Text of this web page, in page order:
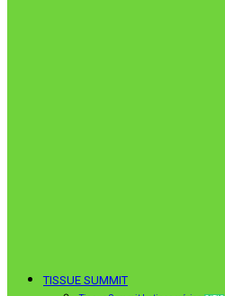
TISSUE SUMMIT